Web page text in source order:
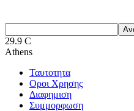
29.9 C
Athens
Ταυτοτητα
Οροι Χρησης
Διαφημιση
Συμμορφωση